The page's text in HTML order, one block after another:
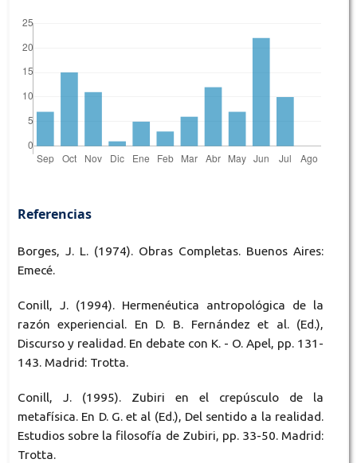
Referencias
Borges, J. L. (1974). Obras Completas. Buenos Aires:
Emecé.
Conill, J. (1994). Hermenéutica antropológica de la
razón experiencial. En D. B. Fernández et al. (Ed.),
Discurso y realidad. En debate con K. - O. Apel, pp. 131-
143. Madrid: Trotta.
Conill, J. (1995). Zubiri en el crepúsculo de la
metafísica. En D. G. et al (Ed.), Del sentido a la realidad.
Estudios sobre la filosofía de Zubiri, pp. 33-50. Madrid:
Trotta.